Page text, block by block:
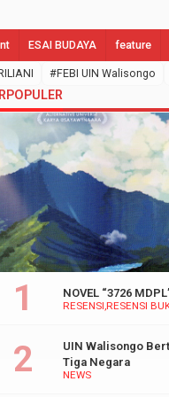
ESAI BUDAYA feature
#FEBI UIN Walisongo
RESENSI RESENSI
NOVEL “3726
NEWS
UIN Walisongo
Tiga Negara